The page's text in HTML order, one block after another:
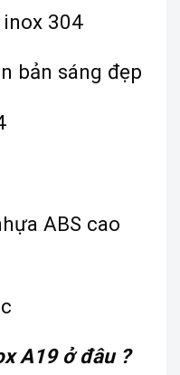
304
bản sáng đẹp
ABS cao
A19 ở đâu ?